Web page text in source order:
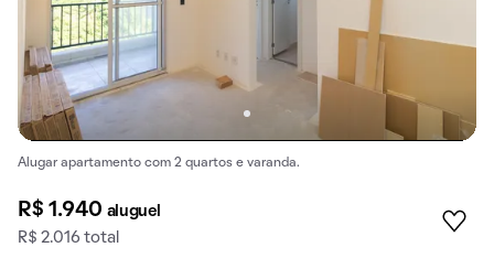
Alugar apartamento com 2 quartos e varanda.
R$ 1.940 aluguel
R$ 2.016 total